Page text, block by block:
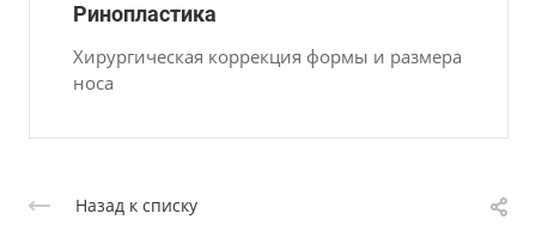
Ринопластика
Хирургическая коррекция формы и размера
носа
Назад к списку